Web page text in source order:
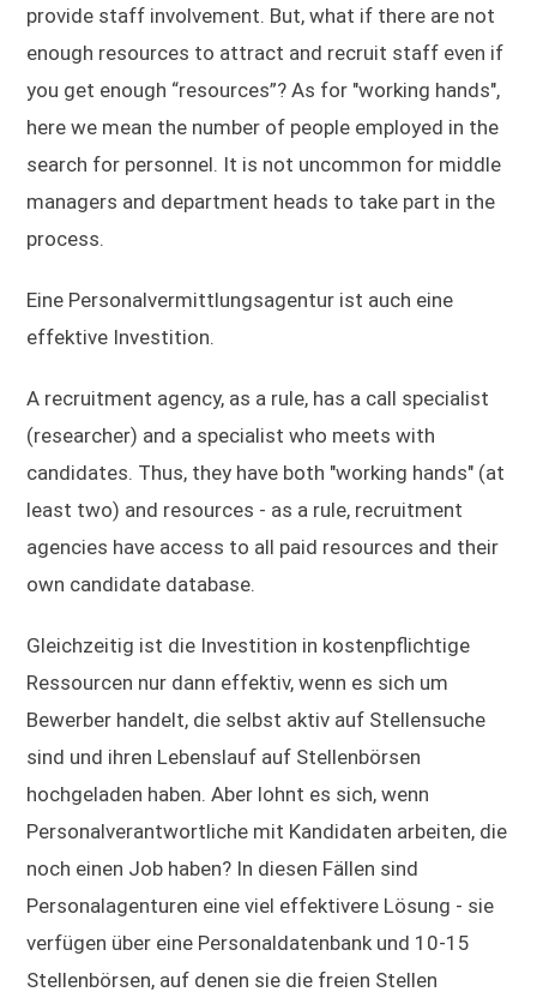
provide staff involvement. But, what if there are not
enough resources to attract and recruit staff even if
you get enough “resources”? As for "working hands",
here we mean the number of people employed in the
search for personnel. It is not uncommon for middle
managers and department heads to take part in the
process.
Eine Personalvermittlungsagentur ist auch eine
effektive Investition.
A recruitment agency, as a rule, has a call specialist
(researcher) and a specialist who meets with
candidates. Thus, they have both "working hands" (at
least two) and resources - as a rule, recruitment
agencies have access to all paid resources and their
own candidate database.
Gleichzeitig ist die Investition in kostenpflichtige
Ressourcen nur dann effektiv, wenn es sich um
Bewerber handelt, die selbst aktiv auf Stellensuche
sind und ihren Lebenslauf auf Stellenbörsen
hochgeladen haben. Aber lohnt es sich, wenn
Personalverantwortliche mit Kandidaten arbeiten, die
noch einen Job haben? In diesen Fällen sind
Personalagenturen eine viel effektivere Lösung - sie
verfügen über eine Personaldatenbank und 10-15
Stellenbörsen, auf denen sie die freien Stellen